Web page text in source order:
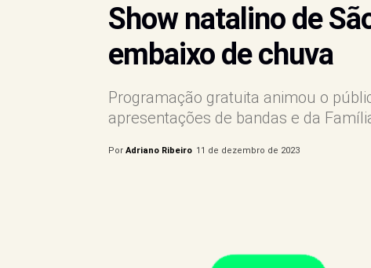
Show natalino de
embaixo de chuva
Programação gratuita animou o
apresentações de bandas e da
Por Adriano Ribeiro 11 de dezembro de 2023